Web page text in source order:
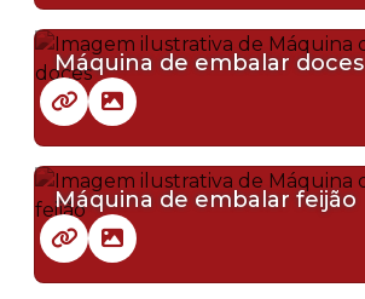
Máquina de embalar doces
Máquina de embalar feijão